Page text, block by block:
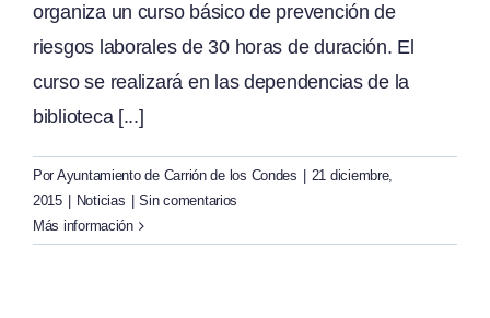
organiza un curso básico de prevención de
riesgos laborales de 30 horas de duración. El
curso se realizará en las dependencias de la
biblioteca [...]
Por Ayuntamiento de Carrión de los Condes
21 diciembre,
2015
Noticias
Sin comentarios
Más información